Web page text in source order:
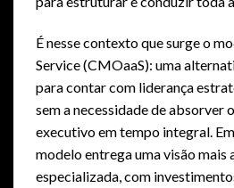
É nesse contexto que surge o
Service (CMOaaS): uma
para contar com liderança
sem a necessidade de absorver
executivo em tempo integral.
modelo entrega uma visão mais
especializada, com